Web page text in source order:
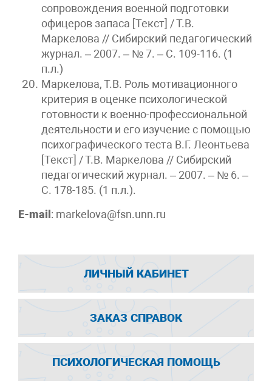
сопровождения военной подготовки
офицеров запаса [Текст] / Т.В.
Маркелова // Сибирский педагогический
журнал. – 2007. – № 7. – С. 109-116. (1
п.л.)
Маркелова, Т.В. Роль мотивационного
критерия в оценке психологической
готовности к военно-профессиональной
деятельности и его изучение с помощью
психографического теста В.Г. Леонтьева
[Текст] / Т.В. Маркелова // Сибирский
педагогический журнал. – 2007. – № 6. –
С. 178-185. (1 п.л.).
E-mail: markelova@fsn.unn.ru
ЛИЧНЫЙ КАБИНЕТ
ЗАКАЗ СПРАВОК
ПСИХОЛОГИЧЕСКАЯ ПОМОЩЬ